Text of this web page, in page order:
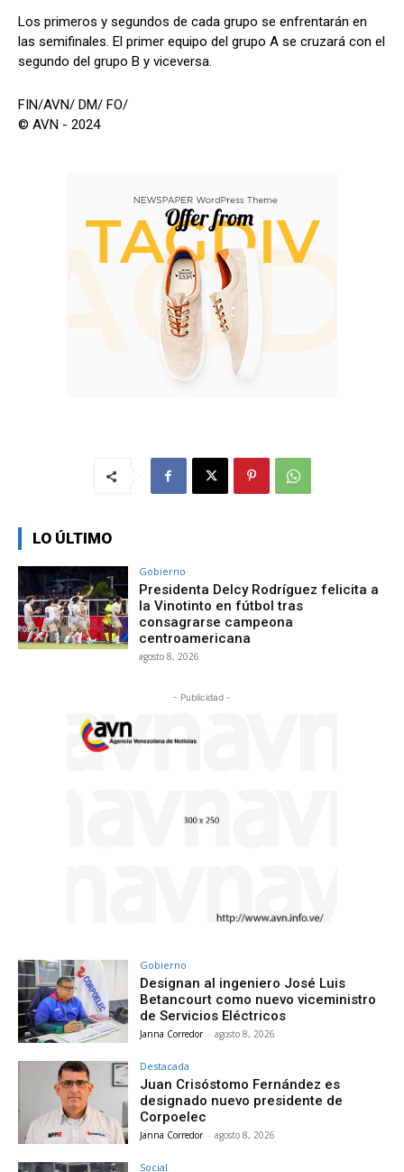
Los primeros y segundos de cada grupo se enfrentarán en
las semifinales. El primer equipo del grupo A se cruzará con el
segundo del grupo B y viceversa.
FIN/AVN/ DM/ FO/
© AVN - 2024
LO ÚLTIMO
Gobierno
Presidenta Delcy Rodríguez felicita a
la Vinotinto en fútbol tras
consagrarse campeona
centroamericana
agosto 8, 2026
- Publicidad -
Gobierno
Designan al ingeniero José Luis
Betancourt como nuevo viceministro
de Servicios Eléctricos
Janna Corredor - agosto 8, 2026
Destacada
Juan Crisóstomo Fernández es
designado nuevo presidente de
Corpoelec
Janna Corredor - agosto 8, 2026
Social